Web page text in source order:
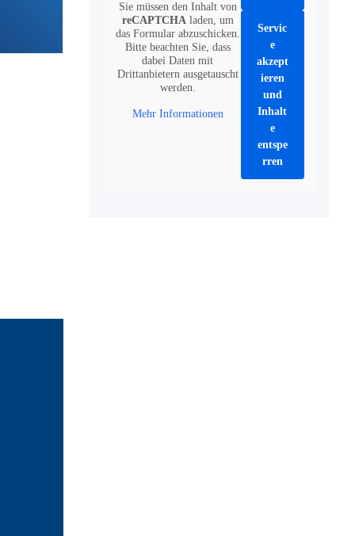
Sie müssen den Inhalt von
reCAPTCHAladen, um
das Formular abzuschicken.
Bitte beachten Sie, dass
dabei Daten mit
Drittanbietern ausgetauscht
werden.
Mehr Informationen
Servic
e
akzept
ieren
und
Inhalt
e
entspe
rren